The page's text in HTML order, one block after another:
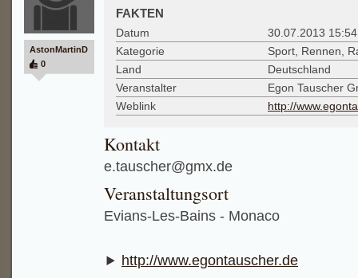
AstonMartinD
0
FAKTEN
Datum
30.07.2013
Kategorie
Sport, Rennen,
Land
Deutschland
Veranstalter
Egon Tauscher
Weblink
http://
Kontakt
e.tauscher@gmx.de
Veranstaltungsort
Evians-Les-Bains - Monaco
http://www.egontauscher.de